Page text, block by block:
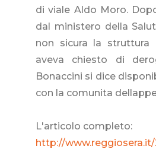
di viale Aldo Moro.
dal ministero della
non sicura la struttura
aveva chiesto di
Bonaccini si dice
con la comunita
L'articolo completo:
http://www.reggiosera.it/